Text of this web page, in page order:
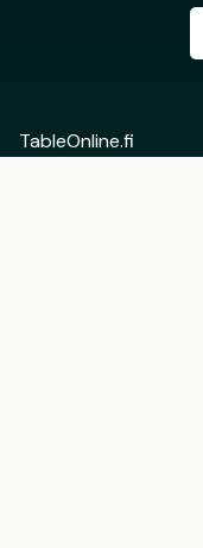
TableOnline.fi